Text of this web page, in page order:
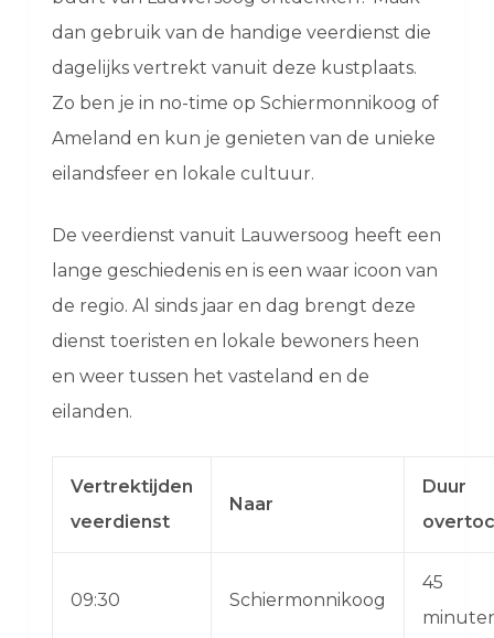
dan gebruik van de handige veerdienst die
dagelijks vertrekt vanuit deze kustplaats.
Zo ben je in no-time op Schiermonnikoog of
Ameland en kun je genieten van de unieke
eilandsfeer en lokale cultuur.
De veerdienst vanuit Lauwersoog heeft een
lange geschiedenis en is een waar icoon van
de regio. Al sinds jaar en dag brengt deze
dienst toeristen en lokale bewoners heen
en weer tussen het vasteland en de
eilanden.
Vertrektijden
veerdienst
Naar
Duur
09:30 Schiermonnikoog
45